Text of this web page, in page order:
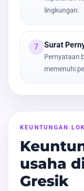
lingkungan.
7 Surat
Pernyataan
memenuhi
KEUNTUNGAN
usaha
Gresik